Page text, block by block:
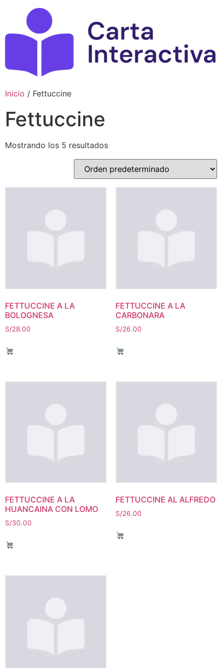
contenido
Inicio / Fettuccine
Fettuccine
Mostrando los 5 resultados
FETTUCCINE A LA
BOLOGNESA
S/28.00
FETTUCCINE A LA
CARBONARA
S/26.00
FETTUCCINE A LA
HUANCAINA CON LOMO
S/30.00
FETTUCCINE AL ALFREDO
S/26.00